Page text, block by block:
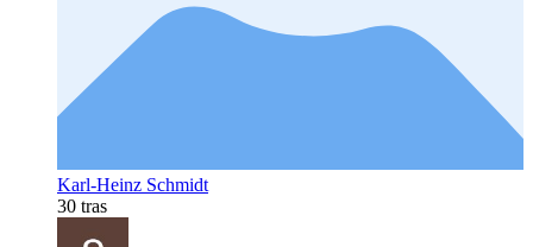
Karl-Heinz Schmidt
30 tras